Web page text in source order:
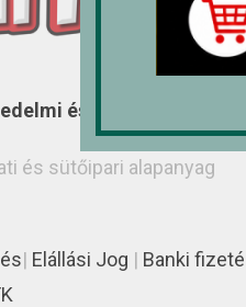
és Szolgáltató Kft.
és sütőipari alapanyag
| Elállási Jog | Banki